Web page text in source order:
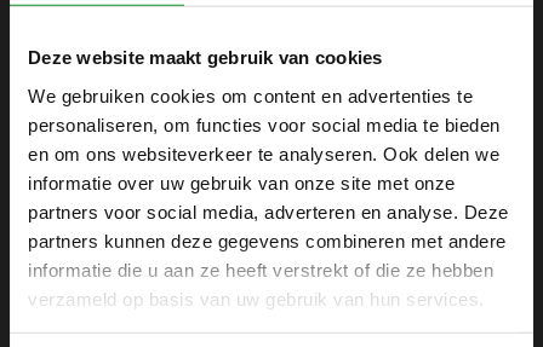
Deze website maakt gebruik van cookies
We gebruiken cookies om content en advertenties te
personaliseren, om functies voor social media te bieden
en om ons websiteverkeer te analyseren. Ook delen we
informatie over uw gebruik van onze site met onze
partners voor social media, adverteren en analyse. Deze
partners kunnen deze gegevens combineren met andere
informatie die u aan ze heeft verstrekt of die ze hebben
verzameld op basis van uw gebruik van hun services.
SHIRTSUPPLIER.NL
Webshop voor mannen
Zijlijnstraat 24
1433 DC
+31 6 42 52 32 80
+31 6 42 52 32 80